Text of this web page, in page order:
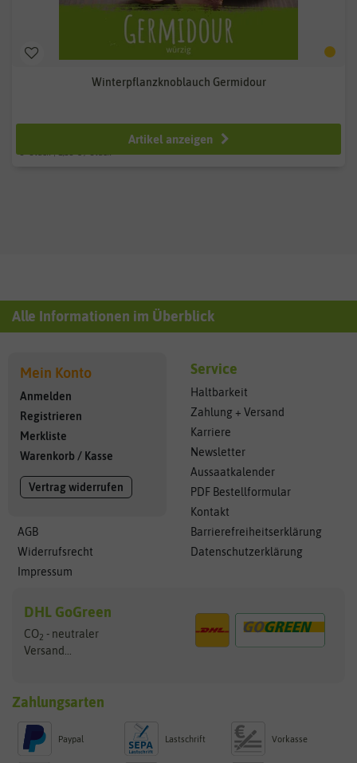
Winterpflanzknoblauch Germidour
Artikel anzeigen
Alle Informationen im Überblick
Mein Konto
Anmelden
Registrieren
Merkliste
Warenkorb / Kasse
Vertrag widerrufen
AGB
Widerrufsrecht
Impressum
Service
Haltbarkeit
Zahlung + Versand
Karriere
Newsletter
Aussaatkalender
PDF Bestellformular
Kontakt
Barrierefreiheitserklärung
Datenschutzerklärung
DHL GoGreen
CO2 - neutraler
Versand...
Zahlungsarten
Paypal Lastschrift Vorkasse